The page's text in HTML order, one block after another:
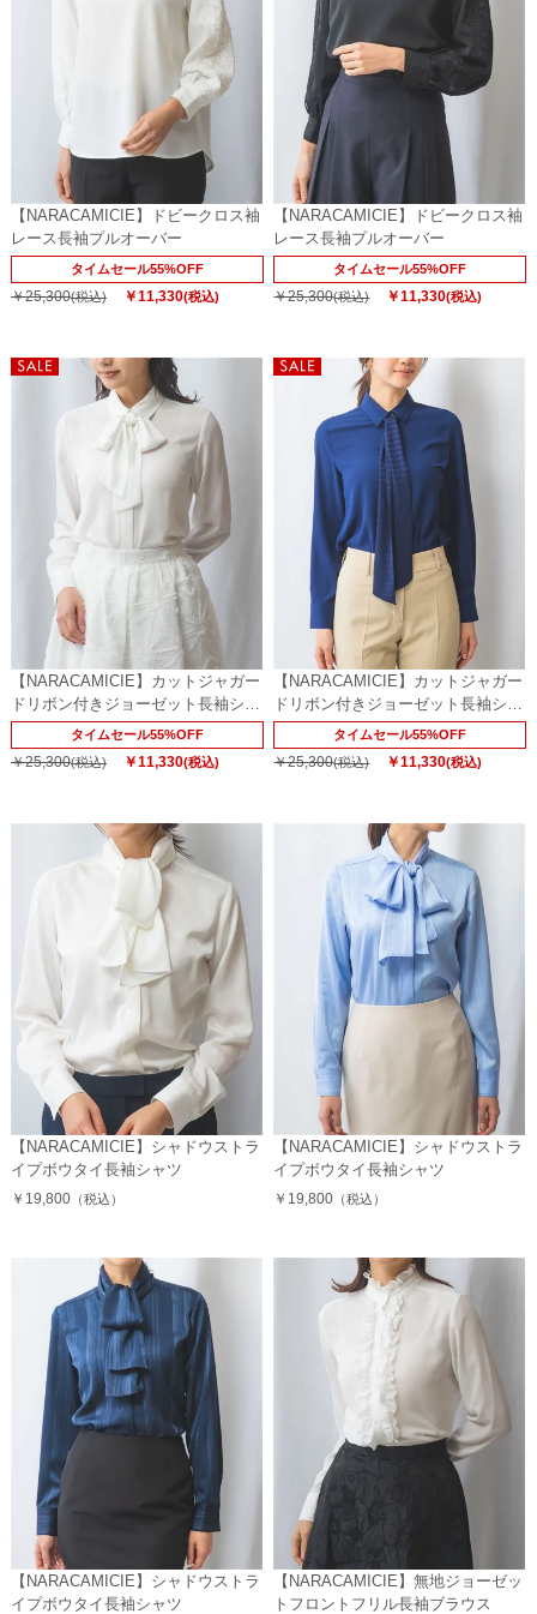
【NARACAMICIE】ドビークロス袖
レース長袖プルオーバー
タイムセール55%OFF
￥25,300(税込) ￥11,330(税込)
【NARACAMICIE】ドビークロス袖
レース長袖プルオーバー
タイムセール55%OFF
￥25,300(税込) ￥11,330(税込)
【NARACAMICIE】カットジャガー
ドリボン付きジョーゼット長袖シャ
ツ
タイムセール55%OFF
￥25,300(税込) ￥11,330(税込)
【NARACAMICIE】カットジャガー
ドリボン付きジョーゼット長袖シャ
ツ
タイムセール55%OFF
￥25,300(税込) ￥11,330(税込)
【NARACAMICIE】シャドウストラ
イプボウタイ長袖シャツ
￥19,800（税込）
【NARACAMICIE】シャドウストラ
イプボウタイ長袖シャツ
￥19,800 （税込）
【NARACAMICIE】シャドウストラ
イプボウタイ長袖シャツ
【NARACAMICIE】無地ジョーゼッ
トフロントフリル長袖ブラウス